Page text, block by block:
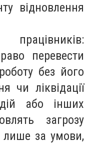
відновлення
перевести
без його
чи ліквідації
або інших
загрозу
за умови,